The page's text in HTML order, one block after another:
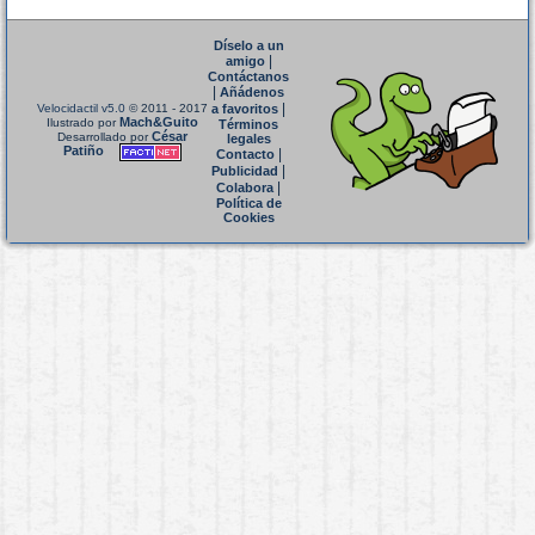
Velocidactil v5.0 © 2011 - 2017
Ilustrado porMach&Guito
Desarrollado porCésar
Patiño
Díselo a un
amigo|
Contáctanos
Añádenos
a favoritos
Términos
legales
Contacto|
Publicidad
Colabora|
Política de
Cookies